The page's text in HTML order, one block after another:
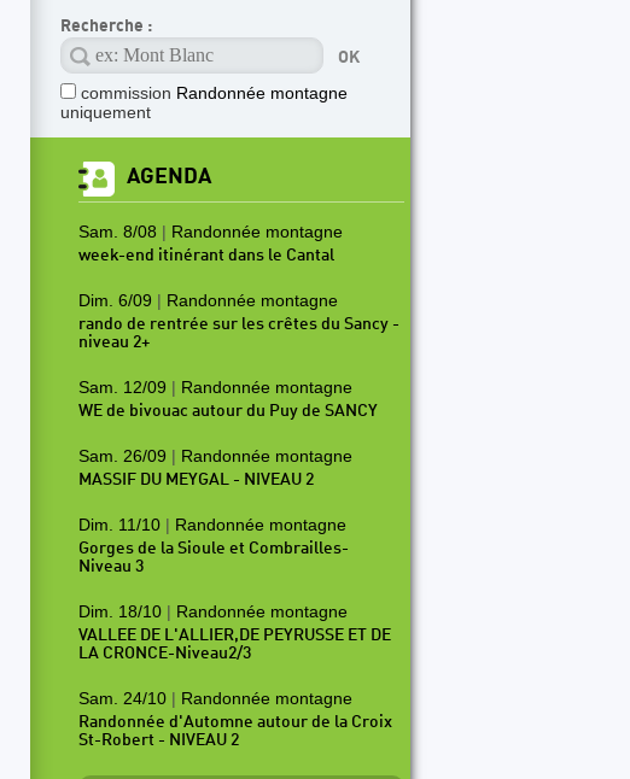
Recherche :
commission Randonnée montagne
uniquement
AGENDA
Sam. 8/08 | Randonnée montagne
week-end itinérant dans le Cantal
Dim. 6/09 | Randonnée montagne
rando de rentrée sur les crêtes du Sancy -
niveau 2+
Sam. 12/09 | Randonnée montagne
WE de bivouac autour du Puy de SANCY
Sam. 26/09 | Randonnée montagne
MASSIF DU MEYGAL - NIVEAU 2
Dim. 11/10 | Randonnée montagne
Gorges de la Sioule et Combrailles-
Niveau 3
Dim. 18/10 | Randonnée montagne
VALLEE DE L'ALLIER,DE PEYRUSSE ET DE
LA CRONCE-Niveau2/3
Sam. 24/10 | Randonnée montagne
Randonnée d'Automne autour de la Croix
St-Robert - NIVEAU 2